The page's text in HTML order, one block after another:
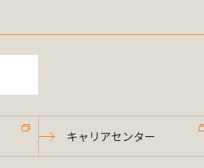
キャリアセンター